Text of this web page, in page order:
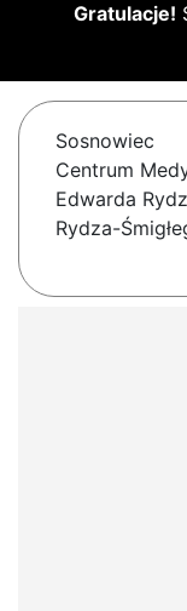
Gratulacje!
Sosnowiec
Centrum
Edwarda
Rydza-